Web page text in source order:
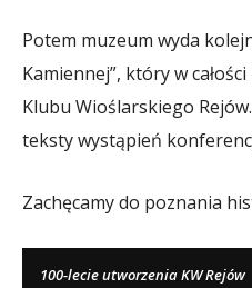
Potem muzeum wyda
Kamiennej”, który w
Klubu Wioślarskiego
teksty wystąpień
Zachęcamy do poznania
100-lecie utworzenia KW Rejów